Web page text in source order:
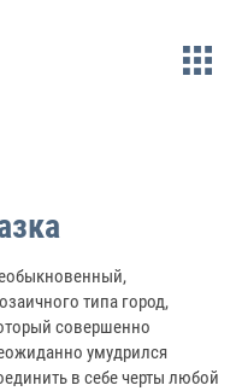
типа город,
совершенно
умудрился
в себе черты любой